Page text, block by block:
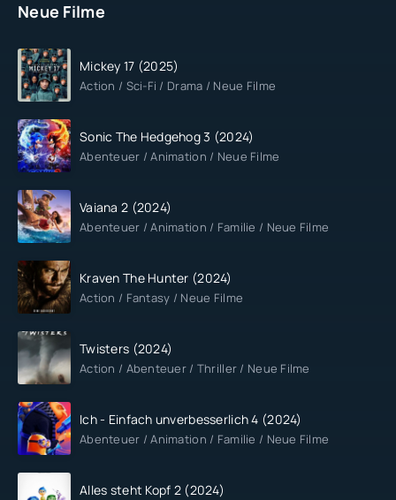
Neue Filme
Mickey 17 (2025)
Action / Sci-Fi / Drama / Neue Filme
Sonic The Hedgehog 3 (2024)
Abenteuer / Animation / Neue Filme
Vaiana 2 (2024)
Abenteuer / Animation / Familie / Neue Filme
Kraven The Hunter (2024)
Action / Fantasy / Neue Filme
Twisters (2024)
Action / Abenteuer / Thriller / Neue Filme
Ich - Einfach unverbesserlich 4 (2024)
Abenteuer / Animation / Familie / Neue Filme
Alles steht Kopf 2 (2024)